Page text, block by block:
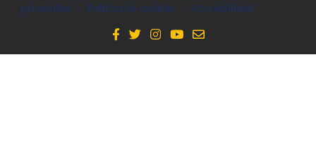
privacidad
- Política de cookies - Accesibilidad